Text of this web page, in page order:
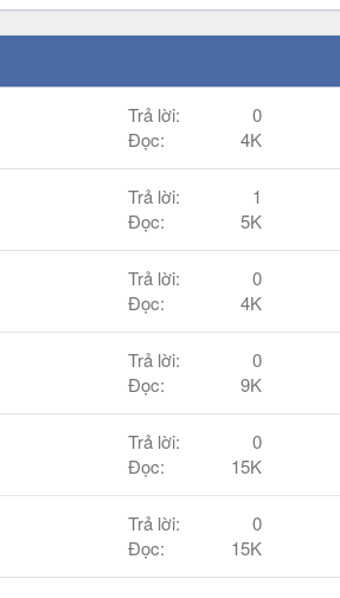
Trả lời
0
Đọc
4K
Trả lời
1
Đọc
5K
Trả lời
0
Đọc
4K
Trả lời
0
Đọc
9K
Trả lời
0
Đọc
15K
Trả lời
0
Đọc
15K